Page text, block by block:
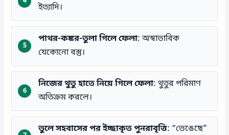
ইত্যাদি।
পাথর-কঙ্কর-তুলা গিলে ফেলা: অস্বাভাবিক
যেকোনো বস্তু।
নিজের থুতু হাতে নিয়ে গিলে ফেলা: থুতুর পরিমাণ
অতিক্রম করলে।
ভুলে সহবাসের পর ইচ্ছাকৃত পুনরাবৃত্তি: “ভেঙেছে”